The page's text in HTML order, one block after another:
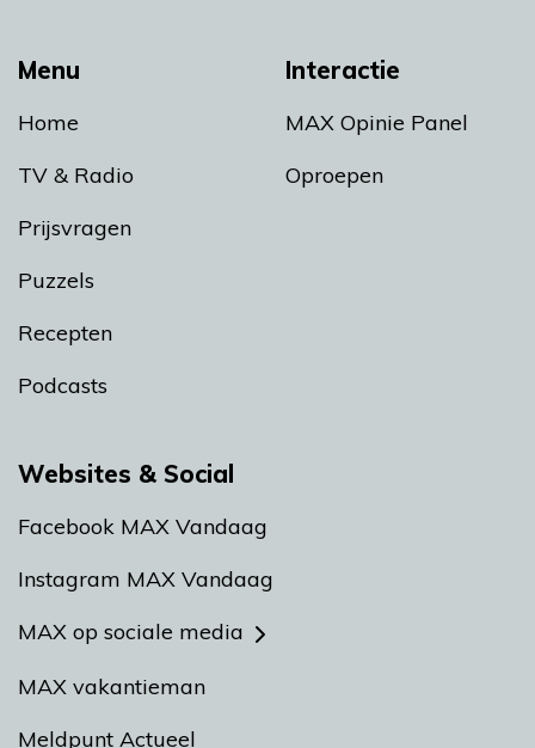
Menu
Home
TV & Radio
Prijsvragen
Puzzels
Recepten
Podcasts
Interactie
MAX Opinie Panel
Oproepen
Websites & Social
Facebook MAX Vandaag
Instagram MAX Vandaag
MAX op sociale media
MAX vakantieman
Meldpunt Actueel